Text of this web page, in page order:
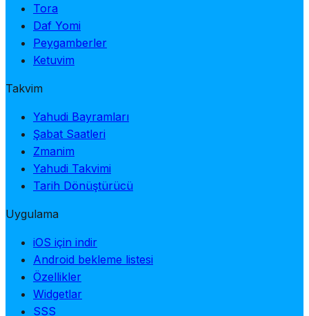
Tora
Daf Yomi
Peygamberler
Ketuvim
Takvim
Yahudi Bayramları
Şabat Saatleri
Zmanim
Yahudi Takvimi
Tarih Dönüştürücü
Uygulama
iOS için indir
Android bekleme listesi
Özellikler
Widgetlar
SSS